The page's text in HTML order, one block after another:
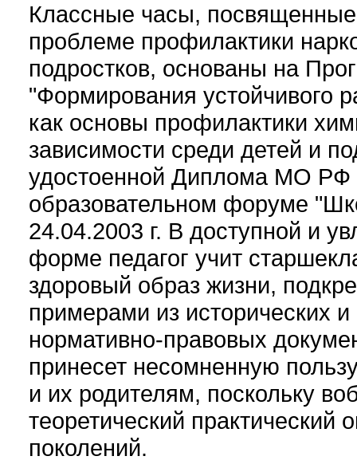
Классные часы,
проблеме профилактики
подростков, основаны на
"Формирования устойчивого
как основы профилактики
зависимости среди детей и
удостоенной Диплома МО РФ
образовательном форуме
24.04.2003 г. В доступной и
форме педагог учит
здоровый образ жизни,
примерами из исторических
нормативно-правовых
принесет несомненную
и их родителям, поскольку
теоретический практический
поколений.